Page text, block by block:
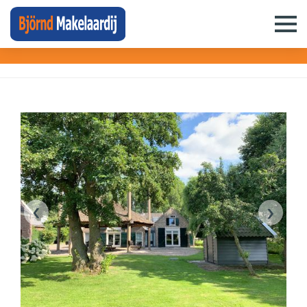
Open huis (64) ZOEKEN
Koop
Plaats
Woningtype
Prijs: € 0 - Geen max.
Min. oppervlakte
‹ ›